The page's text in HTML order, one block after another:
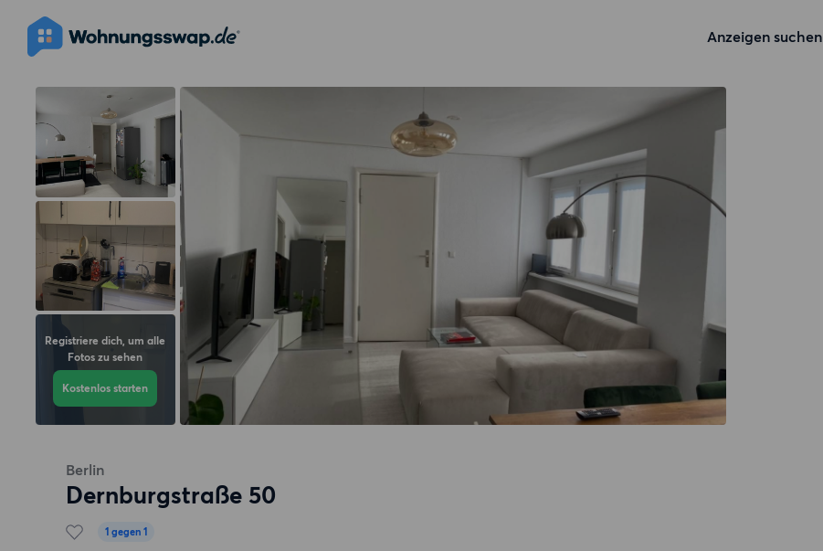
Anzeigen suchen
Registriere dich, um alle
Fotos zu sehen
Kostenlos starten
Berlin
Dernburgstraße 50
1 gegen 1